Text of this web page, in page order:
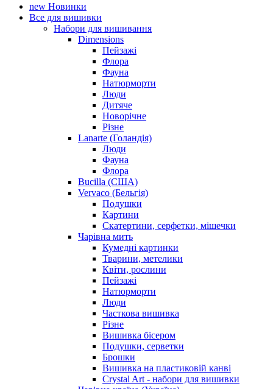
new Новинки
Все для вишивки
Набори для вишивання
Dimensions
Пейзажі
Флора
Фауна
Натюрморти
Люди
Дитяче
Новорічне
Різне
Lanarte (Голандія)
Люди
Фауна
Флора
Bucilla (США)
Vervaco (Бельгія)
Подушки
Картини
Скатертини, серфетки, мішечки
Чарiвна мить
Кумедні картинки
Тварини, метелики
Квіти, рослини
Пейзажі
Натюрморти
Люди
Часткова вишивка
Різне
Вишивка бісером
Подушки, серветки
Брошки
Вишивка на пластиковій канві
Crystal Art - набори для вишивки